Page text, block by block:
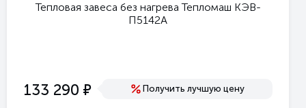
Тепловая завеса без нагрева Тепломаш КЭВ-
П5142А
133 290 е Получить лучшую цену